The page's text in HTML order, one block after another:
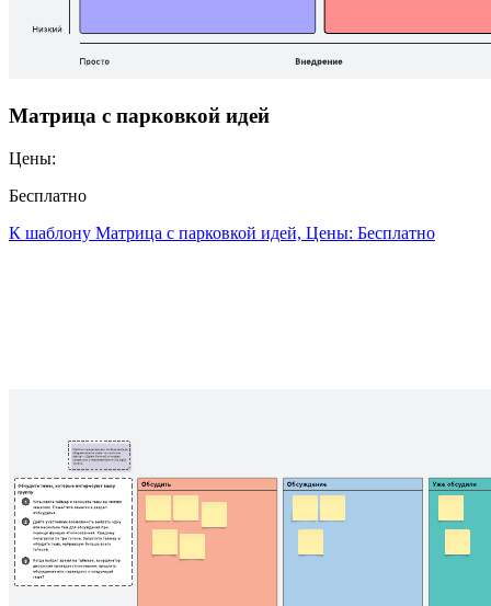
Матрица с парковкой идей
Цены:
Бесплатно
К шаблону Матрица с парковкой идей, Цены: Бесплатно